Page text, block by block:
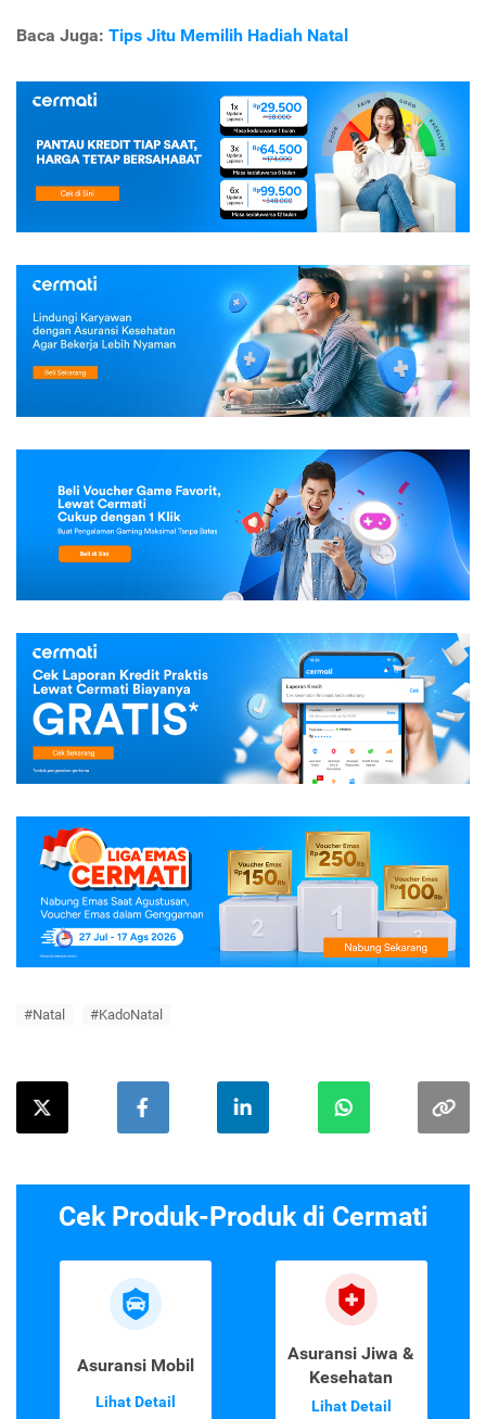
Baca Juga: Tips Jitu Memilih Hadiah Natal
#Natal #KadoNatal
Cek Produk-Produk di Cermati
Asuransi Mobil
Lihat Detail
Asuransi Jiwa &
Kesehatan
Lihat Detail